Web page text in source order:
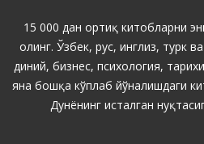
15 000 дан ортиқ китобларни
олинг. Ўзбек, рус, инглиз, турк
диний, бизнес, психология,
яна бошқа кўплаб йўналишдаги
Дунёнинг исталган